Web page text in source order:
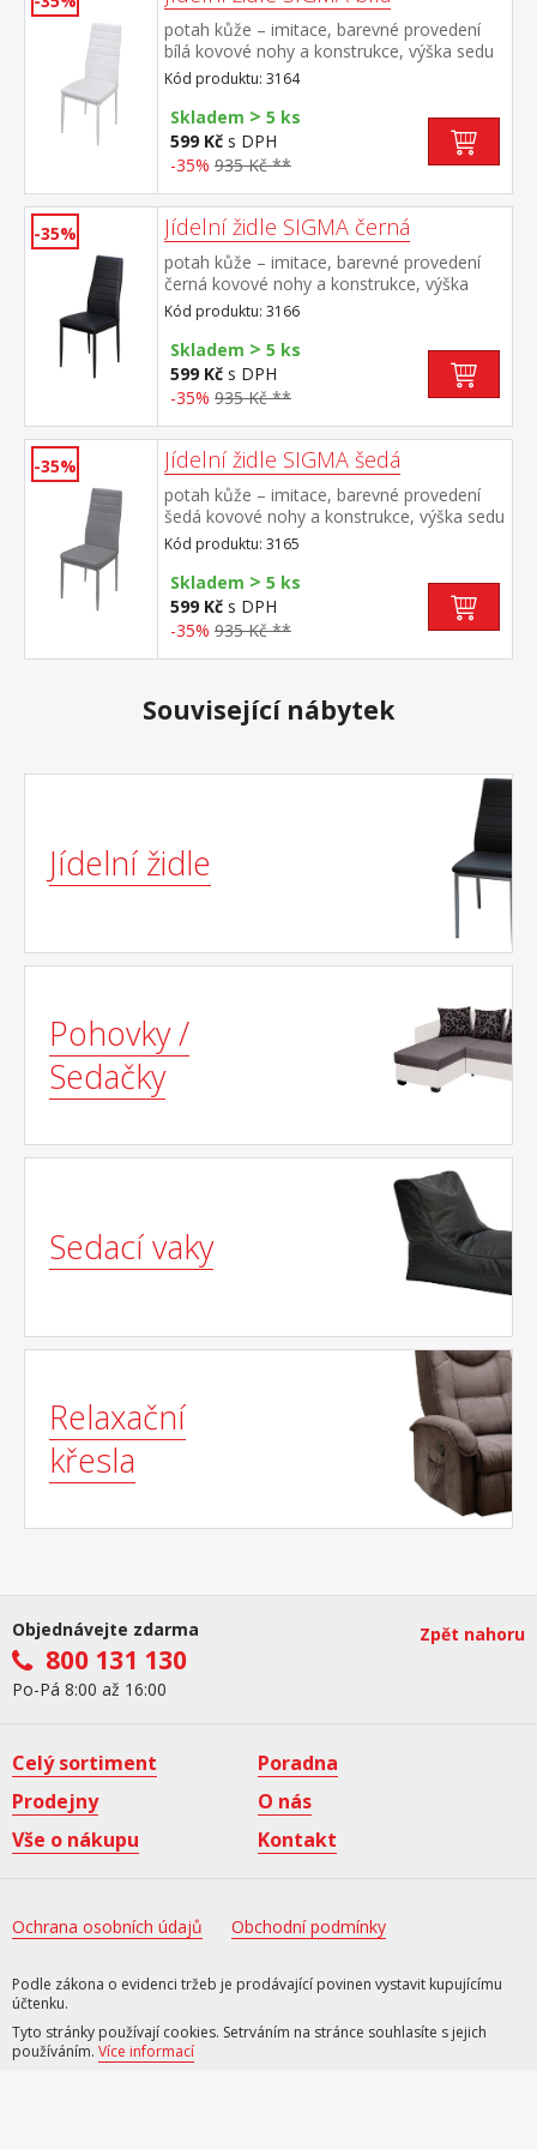
potah kůže – imitace, barevné provedení
bílá kovové nohy a konstrukce, výška sedu
47 cm
Kód produktu: 3164
Skladem > 5 ks
599 Kč s DPH
-35% 935 Kč **
-35% Jídelní židle SIGMA černá
potah kůže – imitace, barevné provedení
černá kovové nohy a konstrukce, výška
sedu 47 cm
Kód produktu: 3166
Skladem > 5 ks
599 Kč s DPH
-35% 935 Kč **
-35% Jídelní židle SIGMA šedá
potah kůže – imitace, barevné provedení
šedá kovové nohy a konstrukce, výška sedu
47 cm
Kód produktu: 3165
Skladem > 5 ks
599 Kč s DPH
-35% 935 Kč **
Související nábytek
Jídelní židle
Pohovky /
Sedačky
Sedací vaky
Relaxační
křesla
Objednávejte zdarma
800 131 130
Po-Pá 8:00 až 16:00
Zpět nahoru
Celý sortiment
Poradna
Prodejny
O nás
Vše o nákupu
Kontakt
Ochrana osobních údajů Obchodní podmínky
Podle zákona o evidenci tržeb je prodávající povinen vystavit kupujícímu
účtenku.
Tyto stránky používají cookies. Setrváním na stránce souhlasíte s jejich
používáním. Více informací